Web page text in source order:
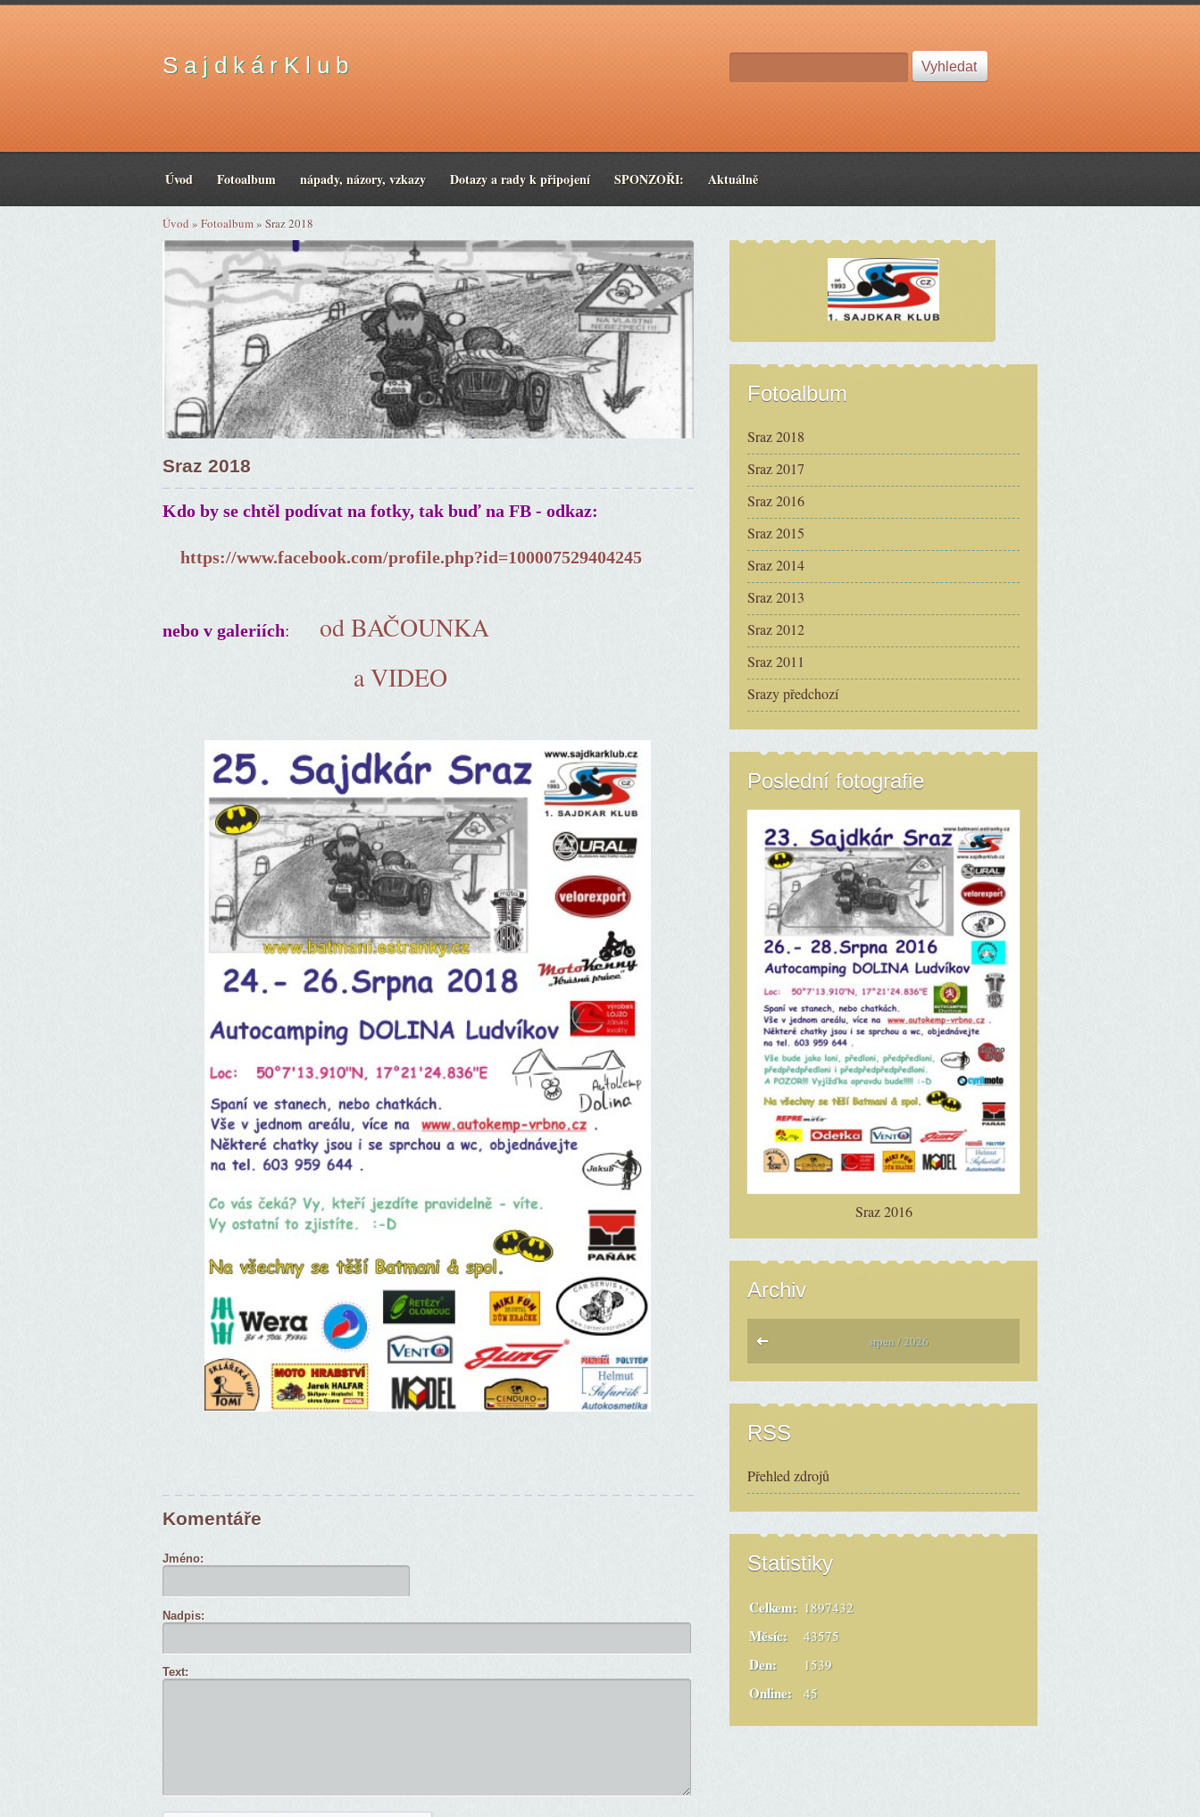
S a j d k á r K l u b
Úvod Fotoalbum nápady, názory, vzkazy Dotazy a rady k připojení SPONZOŘI: Aktuálně
Úvod » Fotoalbum» Sraz 2018
Sraz 2018
Kdo by se chtěl podívat na fotky, tak buď na FB - odkaz:
https://www.facebook.com/profile.php?id=100007529404245
nebo v galeriích: od BAČOUNKA
a VIDEO
Komentáře
Jméno:
Nadpis:
Text:
Fotoalbum
Sraz 2018
Sraz 2017
Sraz 2016
Sraz 2015
Sraz 2014
Sraz 2013
Sraz 2012
Sraz 2011
Srazy předchozí
Poslední fotografie
Sraz 2016
Archiv
srpen / 2026
RSS
Přehled zdrojů
Statistiky
Online: 45
Celkem: 1897432
Měsíc: 43575
Den: 1539